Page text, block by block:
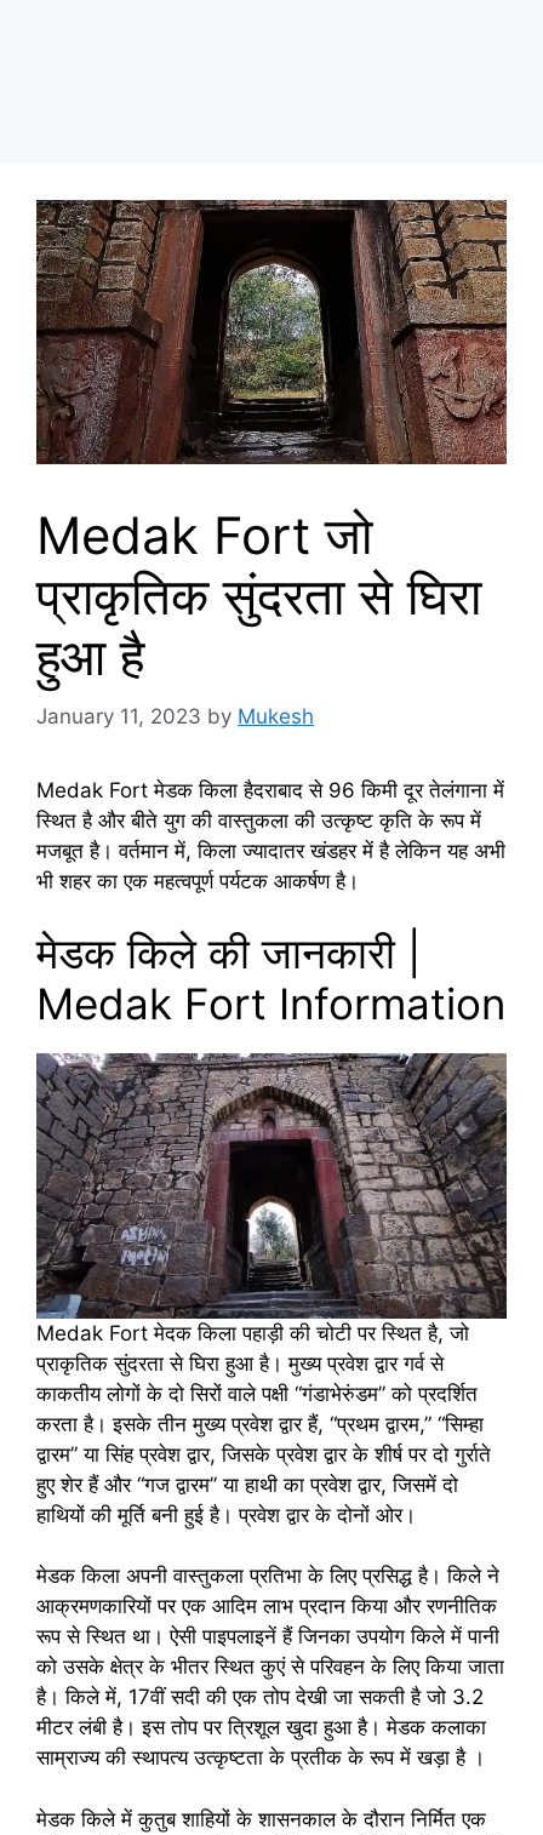
Medak Fort जो
प्राकृतिक सुंदरता से घिरा
हुआ है
January 11, 2023 by Mukesh
Medak Fort मेडक किला हैदराबाद से 96 किमी दूर तेलंगाना में
स्थित है और बीते युग की वास्तुकला की उत्कृष्ट कृति के रूप में
मजबूत है। वर्तमान में, किला ज्यादातर खंडहर में है लेकिन यह अभी
भी शहर का एक महत्वपूर्ण पर्यटक आकर्षण है।
मेडक किले की जानकारी |
Medak Fort Information
Medak Fort मेदक किला पहाड़ी की चोटी पर स्थित है, जो
प्राकृतिक सुंदरता से घिरा हुआ है। मुख्य प्रवेश द्वार गर्व से
काकतीय लोगों के दो सिरों वाले पक्षी “गंडाभेरुंडम” को प्रदर्शित
करता है। इसके तीन मुख्य प्रवेश द्वार हैं, “प्रथम द्वारम,” “सिम्हा
द्वारम” या सिंह प्रवेश द्वार, जिसके प्रवेश द्वार के शीर्ष पर दो गुर्राते
हुए शेर हैं और “गज द्वारम” या हाथी का प्रवेश द्वार, जिसमें दो
हाथियों की मूर्ति बनी हुई है। प्रवेश द्वार के दोनों ओर।
मेडक किला अपनी वास्तुकला प्रतिभा के लिए प्रसिद्ध है। किले ने
आक्रमणकारियों पर एक आदिम लाभ प्रदान किया और रणनीतिक
रूप से स्थित था। ऐसी पाइपलाइनें हैं जिनका उपयोग किले में पानी
को उसके क्षेत्र के भीतर स्थित कुएं से परिवहन के लिए किया जाता
है। किले में, 17वीं सदी की एक तोप देखी जा सकती है जो 3.2
मीटर लंबी है। इस तोप पर त्रिशूल खुदा हुआ है। मेडक कलाका
साम्राज्य की स्थापत्य उत्कृष्टता के प्रतीक के रूप में खड़ा है ।
मेडक किले में कुतुब शाहियों के शासनकाल के दौरान निर्मित एक